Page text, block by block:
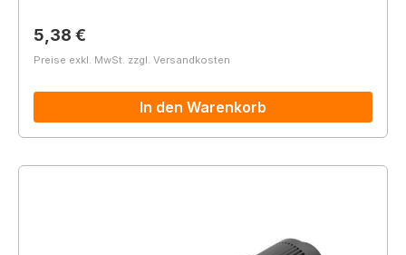
Regulärer Preis:
5,38 €
Preise exkl. MwSt. zzgl. Versandkosten
In den Warenkorb